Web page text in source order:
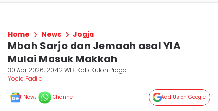
Home News Jogja
Mbah Sarjo dan Jemaah asal YIA
Mulai Masuk Makkah
30 Apr 2026, 20:42 WIB Kab. Kulon Progo
Yogie Fadila
News Channel Add Us on Google